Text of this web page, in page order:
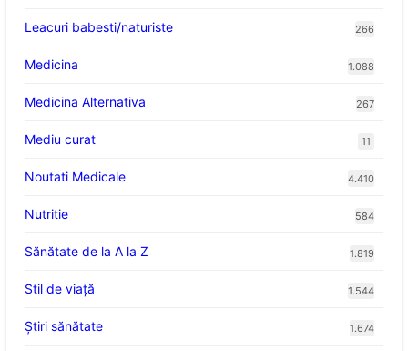
Leacuri babesti/naturiste 266
Medicina 1.088
Medicina Alternativa 267
Mediu curat 11
Noutati Medicale 4.410
Nutritie 584
Sănătate de la A la Z 1.819
Stil de viaţă 1.544
Ştiri sănătate 1.674